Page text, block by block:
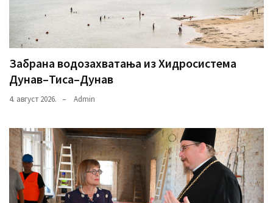
Забрана водозахватања из Хидросистема
Дунав–Тиса–Дунав
4. август 2026. Admin